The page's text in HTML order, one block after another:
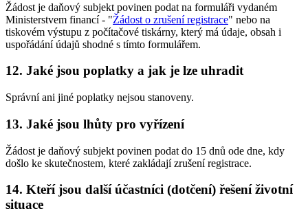
Žádost je daňový subjekt povinen podat na formuláři vydaném
Ministerstvem financí - "Žádost o zrušení registrace" nebo na
tiskovém výstupu z počítačové tiskárny, který má údaje, obsah i
uspořádání údajů shodné s tímto formulářem.
12. Jaké jsou poplatky a jak je lze uhradit
Správní ani jiné poplatky nejsou stanoveny.
13. Jaké jsou lhůty pro vyřízení
Žádost je daňový subjekt povinen podat do 15 dnů ode dne, kdy
došlo ke skutečnostem, které zakládají zrušení registrace.
14. Kteří jsou další účastníci (dotčení) řešení životní
situace